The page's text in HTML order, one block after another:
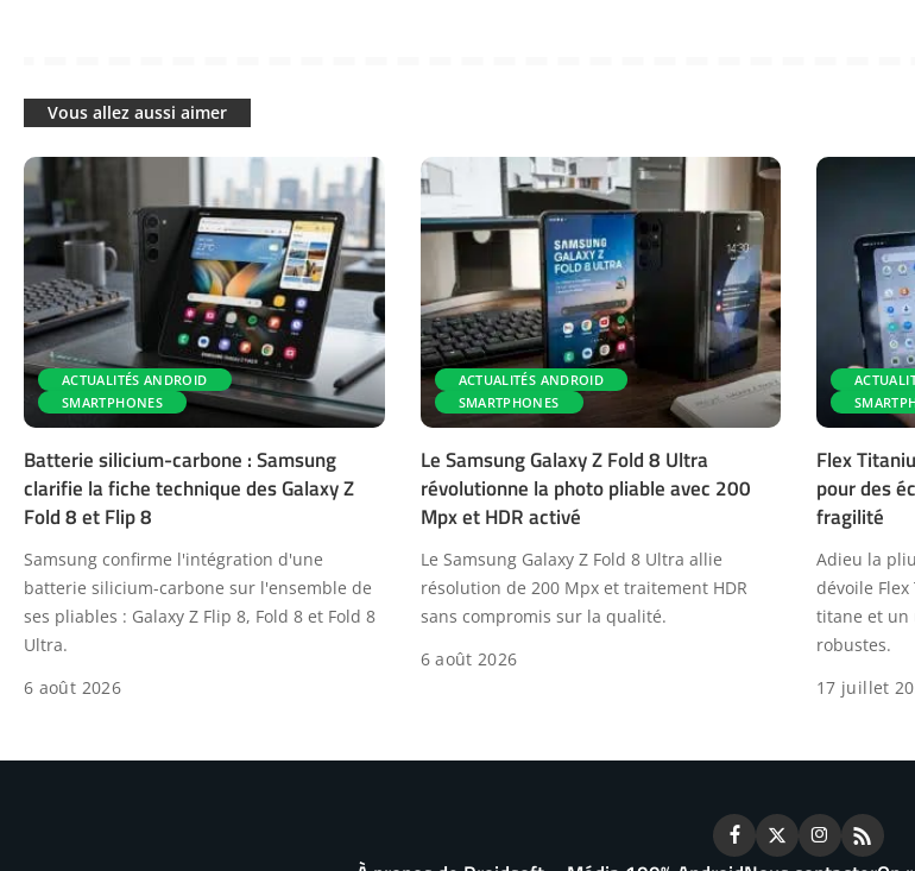
Vous allez aussi aimer
ACTUALITÉS ANDROID
SMARTPHONES
Batterie silicium-carbone : Samsung
clarifie la fiche technique des Galaxy Z
Fold 8 et Flip 8
Samsung confirme l'intégration d'une
batterie silicium-carbone sur l'ensemble de
ses pliables : Galaxy Z Flip 8, Fold 8 et Fold 8
Ultra.
6 août 2026
ACTUALITÉS ANDROID
SMARTPHONES
Le Samsung Galaxy Z Fold 8 Ultra
révolutionne la photo pliable avec 200
Mpx et HDR activé
Le Samsung Galaxy Z Fold 8 Ultra allie
résolution de 200 Mpx et traitement HDR
sans compromis sur la qualité.
6 août 2026
Flex
pour des
fragilité
Adieu la
dévoile
titane et un
robustes.
17 juillet